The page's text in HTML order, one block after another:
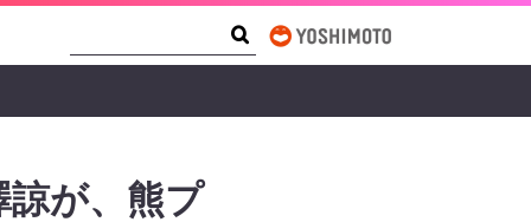
が、熊プ